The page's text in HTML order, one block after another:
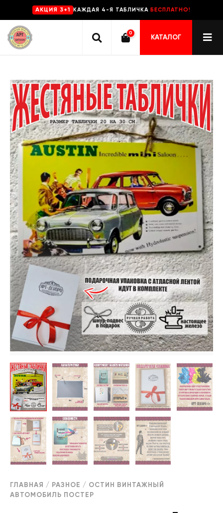
AKЦИЯ 3+1 КАЖДАЯ 4-Я ТАБЛИЧКА БЕСПЛАТНО!
0
КАТАЛОГ
ГЛАВНАЯ / РАЗНОЕ / ОСТИН ВИНТАЖНЫЙ
АВТОМОБИЛЬ ПОСТЕР